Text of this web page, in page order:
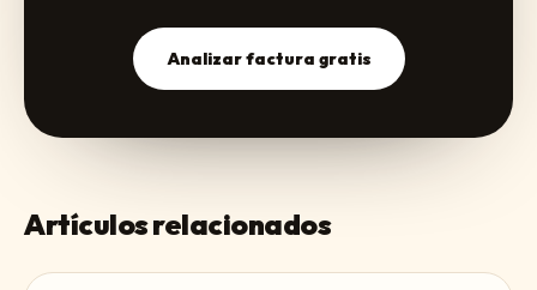
Analizar factura gratis
Artículos relacionados